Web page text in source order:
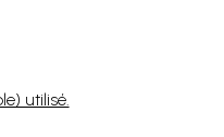
utilisé.